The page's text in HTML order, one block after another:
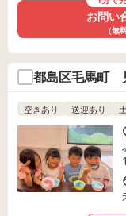
お問い
（無
都島区毛馬町
空きあり 送迎あり